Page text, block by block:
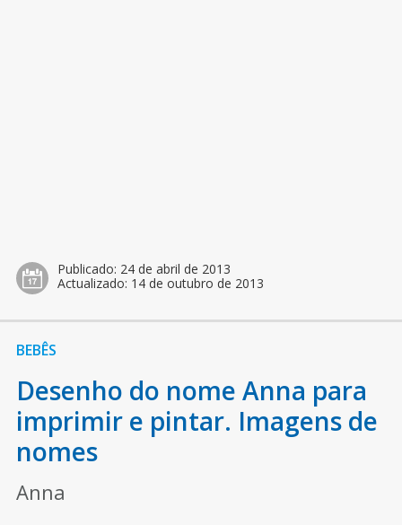
Publicado: 24 de abril de 2013
Actualizado: 14 de outubro de 2013
BEBÊS
Desenho do nome Anna para
imprimir e pintar. Imagens de
nomes
Anna